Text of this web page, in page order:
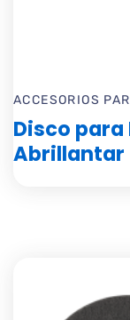
ACCESORIOS
Disco
Abrillantar